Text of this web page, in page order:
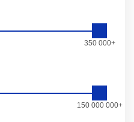
350 000+
150 000 000+